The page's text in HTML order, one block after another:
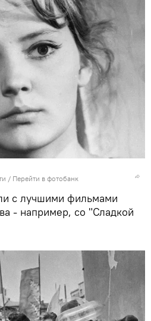
/ Перейти в фотобанк
с лучшими фильмами
- например, со "Сладкой